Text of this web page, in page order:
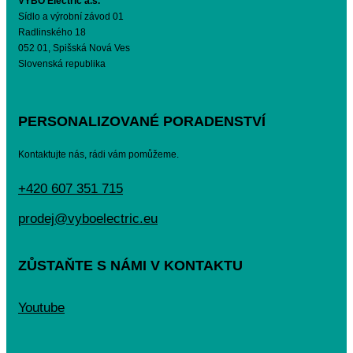
Sídlo a výrobní závod 01
Radlinského 18
052 01, Spišská Nová Ves
Slovenská republika
PERSONALIZOVANÉ PORADENSTVÍ
Kontaktujte nás, rádi vám pomůžeme.
+420 607 351 715
prodej@vyboelectric.eu
ZŮSTAŇTE S NÁMI V KONTAKTU
Youtube